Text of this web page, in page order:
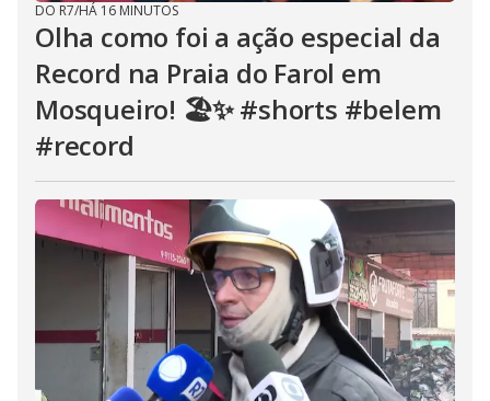
DO R7/HÁ 16 MINUTOS
Olha como foi a ação especial da
Record na Praia do Farol em
Mosqueiro! 🏖️✨ #shorts #belem
#record